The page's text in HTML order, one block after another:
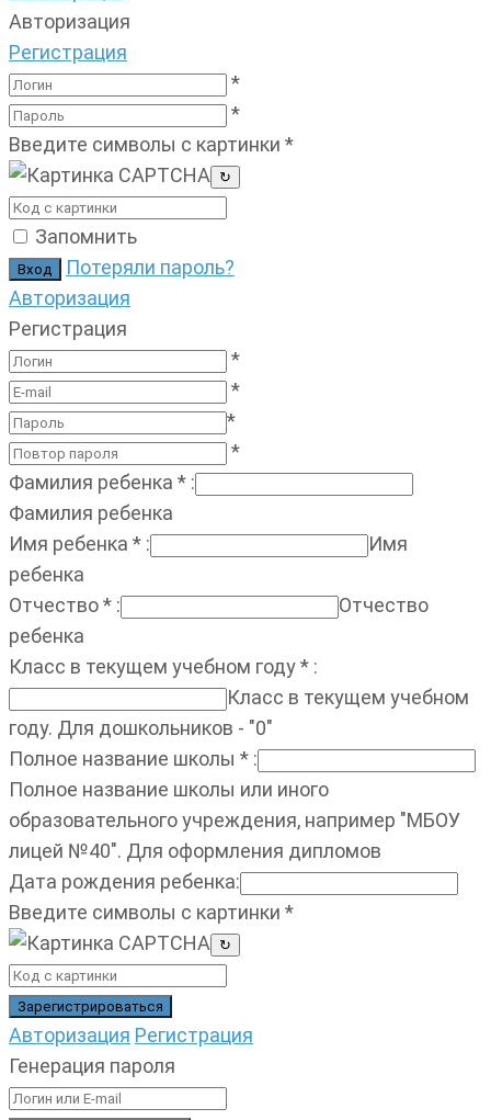
Авторизация
Регистрация
*
*
Введите символы с картинки *
↻
Запомнить
Потеряли пароль?
Авторизация
Регистрация
*
*
*
*
Фамилия ребенка * :
Фамилия ребенка
Имя ребенка * :
Имя
ребенка
Отчество* :
Отчество
ребенка
Класс в текущем учебном году* :
Класс в текущем учебном
году. Для дошкольников - "0"
Полное название школы * :
Полное название школы или иного
образовательного учреждения, например "МБОУ
лицей №40". Для оформления дипломов
Дата рождения ребенка:
Введите символы с картинки *
↻
Авторизация Регистрация
Генерация пароля